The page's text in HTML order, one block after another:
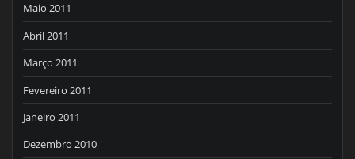
Maio 2011
Abril 2011
Março 2011
Fevereiro 2011
Janeiro 2011
Dezembro 2010